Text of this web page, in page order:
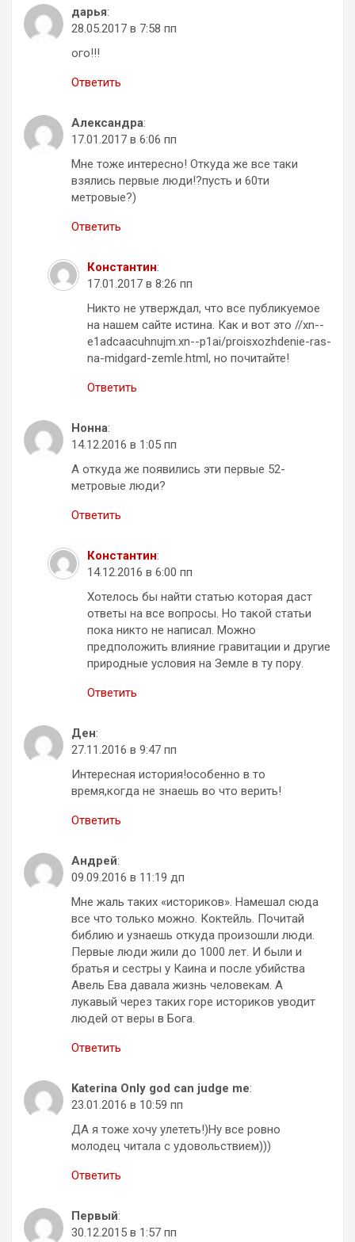
дарья:
28.05.2017 в 7:58 пп
ого!!!
Ответить
Александра:
17.01.2017 в 6:06 пп
Мне тоже интересно! Откуда же все таки
взялись первые люди!?пусть и 60ти
метровые?)
Ответить
Константин:
17.01.2017 в 8:26 пп
Никто не утверждал, что все публикуемое
на нашем сайте истина. Как и вот это //xn--
e1adcaacuhnujm.xn--p1ai/proisxozhdenie-ras-
na-midgard-zemle.html, но почитайте!
Ответить
Нонна:
14.12.2016 в 1:05 пп
А откуда же появились эти первые 52-
метровые люди?
Ответить
Константин:
14.12.2016 в 6:00 пп
Хотелось бы найти статью которая даст
ответы на все вопросы. Но такой статьи
пока никто не написал. Можно
предположить влияние гравитации и другие
природные условия на Земле в ту пору.
Ответить
Ден:
27.11.2016 в 9:47 пп
Интересная история!особенно в то
время,когда не знаешь во что верить!
Ответить
Андрей:
09.09.2016 в 11:19 дп
Мне жаль таких «историков». Намешал сюда
все что только можно. Коктейль. Почитай
библию и узнаешь откуда произошли люди.
Первые люди жили до 1000 лет. И были и
братья и сестры у Каина и после убийства
Авель Ева давала жизнь человекам. А
лукавый через таких горе историков уводит
людей от веры в Бога.
Ответить
Katerina Only god can judge me:
23.01.2016 в 10:59 пп
ДА я тоже хочу улететь!)Ну все ровно
молодец читала с удовольствием)))
Ответить
Первый:
30.12.2015 в 1:57 пп